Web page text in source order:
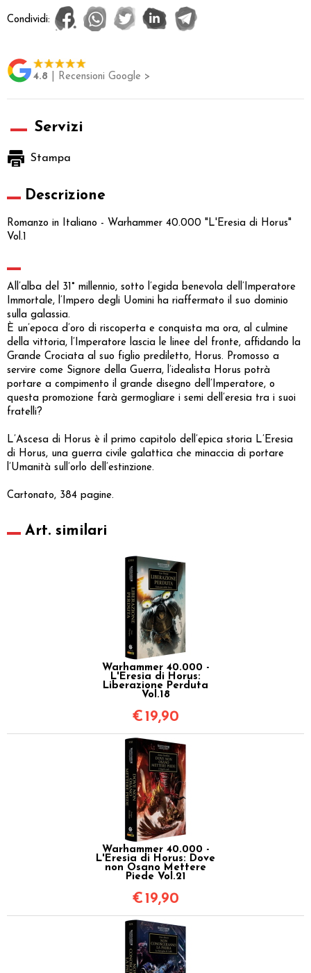
Condividi:
4.8 | Recensioni Google >
Servizi
Stampa
Descrizione
Romanzo in Italiano - Warhammer 40.000 "L'Eresia di Horus"
Vol.1
All’alba del 31° millennio, sotto l’egida benevola dell’Imperatore
Immortale, l’Impero degli Uomini ha riaffermato il suo dominio
sulla galassia.
È un’epoca d’oro di riscoperta e conquista ma ora, al culmine
della vittoria, l’Imperatore lascia le linee del fronte, affidando la
Grande Crociata al suo figlio prediletto, Horus. Promosso a
servire come Signore della Guerra, l’idealista Horus potrà
portare a compimento il grande disegno dell’Imperatore, o
questa promozione farà germogliare i semi dell’eresia tra i suoi
fratelli?
L’Ascesa di Horus è il primo capitolo dell’epica storia L’Eresia
di Horus, una guerra civile galattica che minaccia di portare
l’Umanità sull’orlo dell’estinzione.
Cartonato, 384 pagine.
Art. similari
Warhammer 40.000 -
L'Eresia di Horus:
Liberazione Perduta
Vol.18
€ 19,90
Warhammer 40.000 -
L'Eresia di Horus: Dove
non Osano Mettere
Piede Vol.21
€ 19,90